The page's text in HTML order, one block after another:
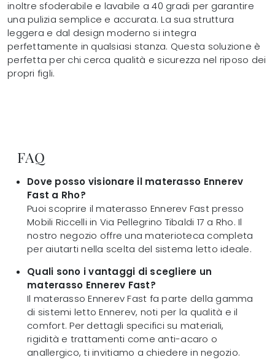
inoltre sfoderabile e lavabile a 40 gradi per garantire
una pulizia semplice e accurata. La sua struttura
leggera e dal design moderno si integra
perfettamente in qualsiasi stanza. Questa soluzione è
perfetta per chi cerca qualità e sicurezza nel riposo dei
propri figli.
FAQ
Dove posso visionare il materasso Ennerev
Fast a Rho?
Puoi scoprire il materasso Ennerev Fast presso
Mobili Riccelli in Via Pellegrino Tibaldi 17 a Rho. Il
nostro negozio offre una materioteca completa
per aiutarti nella scelta del sistema letto ideale.
Quali sono i vantaggi di scegliere un
materasso Ennerev Fast?
Il materasso Ennerev Fast fa parte della gamma
di sistemi letto Ennerev, noti per la qualità e il
comfort. Per dettagli specifici su materiali,
rigidità e trattamenti come anti-acaro o
anallergico, ti invitiamo a chiedere in negozio.